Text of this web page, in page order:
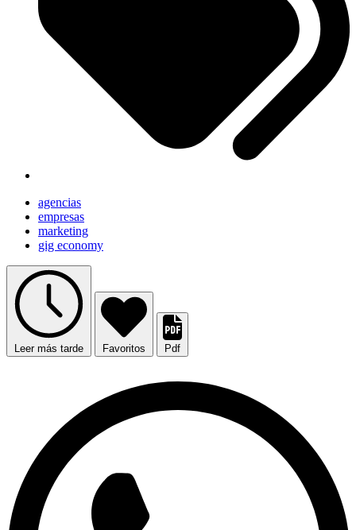
agencias
empresas
marketing
gig economy
Leer más tarde Favoritos Pdf